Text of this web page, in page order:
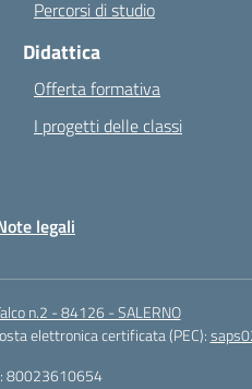
Percorsi di studio
Didattica
Offerta formativa
I progetti delle classi
legali
n.2 - 84126 - SALERNO
elettronica certificata (PEC):
80023610654